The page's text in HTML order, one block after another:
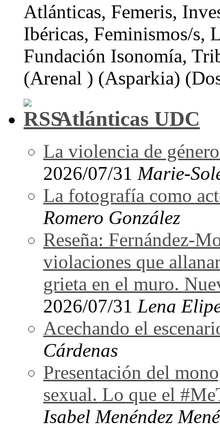
Atlánticas, Femeris,
Ibéricas, Feminismos/s,
Fundación Isonomía,
(Arenal ) (Asparkia)
Atlánticas UDC
La violencia de
2026/07/31 Marie-
La fotografía como
Romero González
Reseña: Fernández-
violaciones que
grieta en el muro.
2026/07/31 Lena
Acechando el
Cárdenas
Presentación del
sexual. Lo que el
Isabel Menéndez